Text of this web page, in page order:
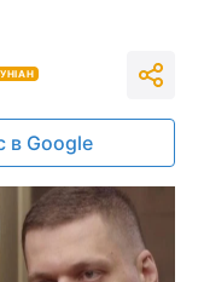
УНІАН
в Google